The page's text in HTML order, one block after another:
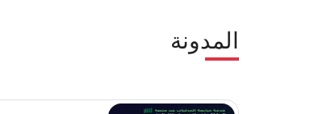
المدونة